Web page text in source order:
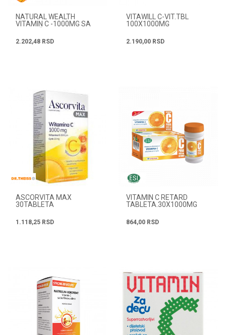
NATURAL WEALTH
VITAMIN C -1000MG SA
60 TABLETA
2.202,48 RSD
VITAWILL C-VIT.TBL
100X1000MG
2.190,00 RSD
ASCORVITA MAX
30TABLETA
1.118,25 RSD
VITAMIN C RETARD
TABLETA.30X1000MG
864,00 RSD